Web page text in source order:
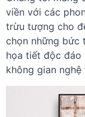
viền với các
trừu tượng cho
chọn những bức
họa tiết độc đáo
không gian